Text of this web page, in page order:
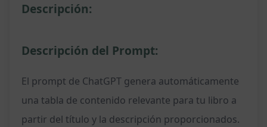
Descripción:
Descripción del Prompt:
El prompt de ChatGPT genera automáticamente
una tabla de contenido relevante para tu libro a
partir del título y la descripción proporcionados.